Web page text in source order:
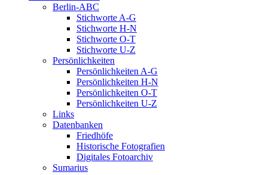
Berlin-ABC
Stichworte A-G
Stichworte H-N
Stichworte O-T
Stichworte U-Z
Persönlichkeiten
Persönlichkeiten A-G
Persönlichkeiten H-N
Persönlichkeiten O-T
Persönlichkeiten U-Z
Links
Datenbanken
Friedhöfe
Historische Fotografien
Digitales Fotoarchiv
Sumarius